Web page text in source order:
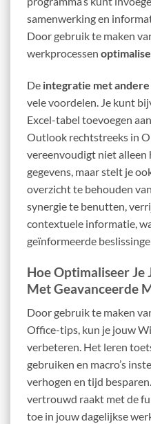
samenwerking en
Door gebruik te maken
werkprocessen
De integratie met
vele voordelen. Je kunt
Excel-tabel toevoegen
Outlook rechtstreeks in
vereenvoudigt niet alleen
gegevens, maar stelt je
overzicht te behouden
synergie te benutten,
contextuele informatie,
geïnformeerde
Hoe Optimaliseer
Met Geavanceerde
Door gebruik te maken
Office-tips, kun je jouw
verbeteren. Het leren
gebruiken en macro’s
verhogen en tijd
vertrouwd raakt met de
toe in jouw dagelijkse